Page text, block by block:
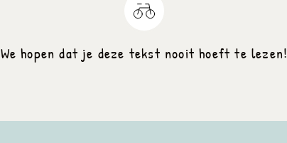
We hopen dat je deze tekst nooit hoeft te lezen!